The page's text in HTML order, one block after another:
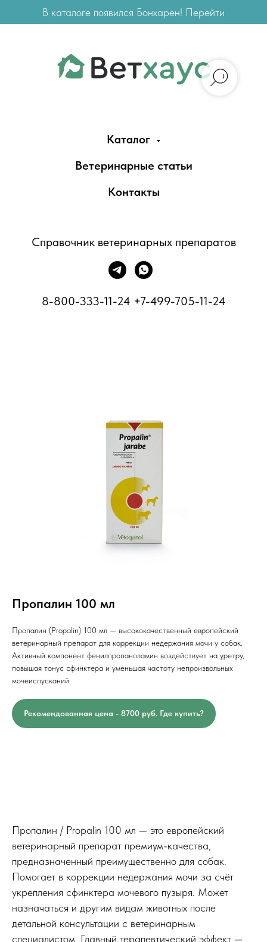
В каталоге появился Бонхарен! Перейти
Каталог
Ветеринарные статьи
Контакты
Справочник ветеринарных препаратов
8-800-333-11-24 +7-499-705-11-24
Пропалин 100 мл
Пропалин (Propalin) 100 мл — высококачественный европейский
ветеринарный препарат для коррекции недержания мочи у собак.
Активный компонент фенилпропаноламин воздействует на уретру,
повышая тонус сфинктера и уменьшая частоту непроизвольных
мочеиспусканий.
Рекомендованная цена - 8700 руб. Где купить?
Пропалин / Propalin 100 мл — это европейский
ветеринарный препарат премиум-качества,
предназначенный преимущественно для собак.
Помогает в коррекции недержания мочи за счёт
укрепления сфинктера мочевого пузыря. Может
назначаться и другим видам животных после
детальной консультации с ветеринарным
специалистом. Главный терапевтический эффект —